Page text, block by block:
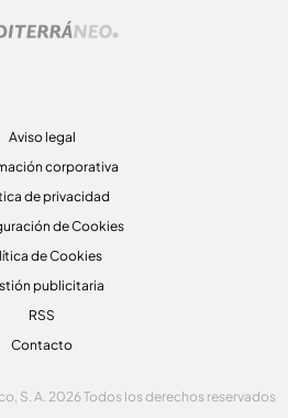
Aviso legal
corporativa
de privacidad
de Cookies
de Cookies
publicitaria
RSS
Contacto
S. A. 2026 Todos los derechos reservados